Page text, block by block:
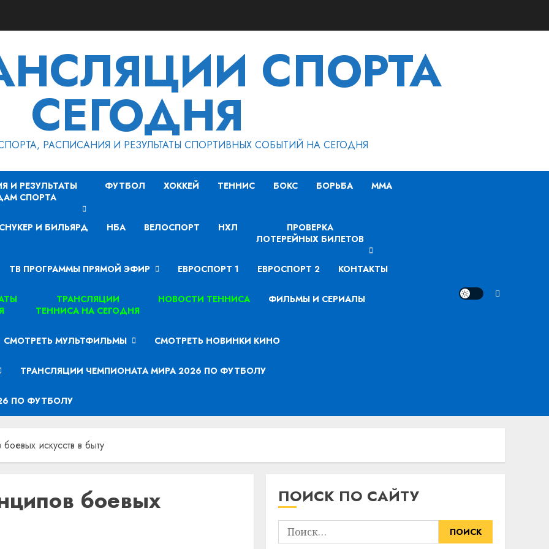
СПОРТА
СЕГОДНЯ
РАСПИСАНИЯ И РЕЗУЛЬТАТЫ СПОРТИВНЫХ СОБЫТИЙ НА СЕГОДНЯ
И РЕЗУЛЬТАТЫ
СПОРТА
ФУТБОЛ ХОККЕЙ ТЕННИС БОКС БОРЬБА MMA
СНУКЕР И БИЛЬЯРД НБА ВЕЛОСПОРТ НХЛ
ПРОВЕРКА
ЛОТЕРЕЙНЫХ БИЛЕТОВ
ТВ ПРОГРАММЫ ПРЯМОЙ ЭФИР ЕВРОСПОРТ 1 ЕВРОСПОРТ 2 КОНТАКТЫ
ТРАНСЛЯЦИИ
ТЕННИСА НА СЕГОДНЯ
НОВОСТИ ТЕННИСА ФИЛЬМЫ И СЕРИАЛЫ
СМОТРЕТЬ МУЛЬТФИЛЬМЫ СМОТРЕТЬ НОВИНКИ КИНО
ТРАНСЛЯЦИИ ЧЕМПИОНАТА МИРА 2026 ПО ФУТБОЛУ
ПО ФУТБОЛУ
искусств в быту
боевых
ПОИСК ПО САЙТУ
Найти: